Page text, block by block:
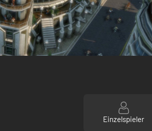
Einzelspieler